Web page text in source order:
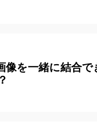
像を一緒に結合で